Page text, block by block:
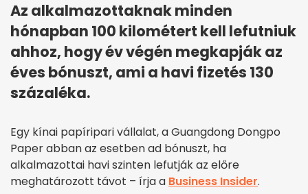
Az alkalmazottaknak minden
hónapban 100 kilométert kell lefutniuk
ahhoz, hogy év végén megkapják az
éves bónuszt, ami a havi fizetés 130
százaléka.
Egy kínai papíripari vállalat, a Guangdong Dongpo
Paper abban az esetben ad bónuszt, ha
alkalmazottai havi szinten lefutják az előre
meghatározott távot – írja a Business Insider.